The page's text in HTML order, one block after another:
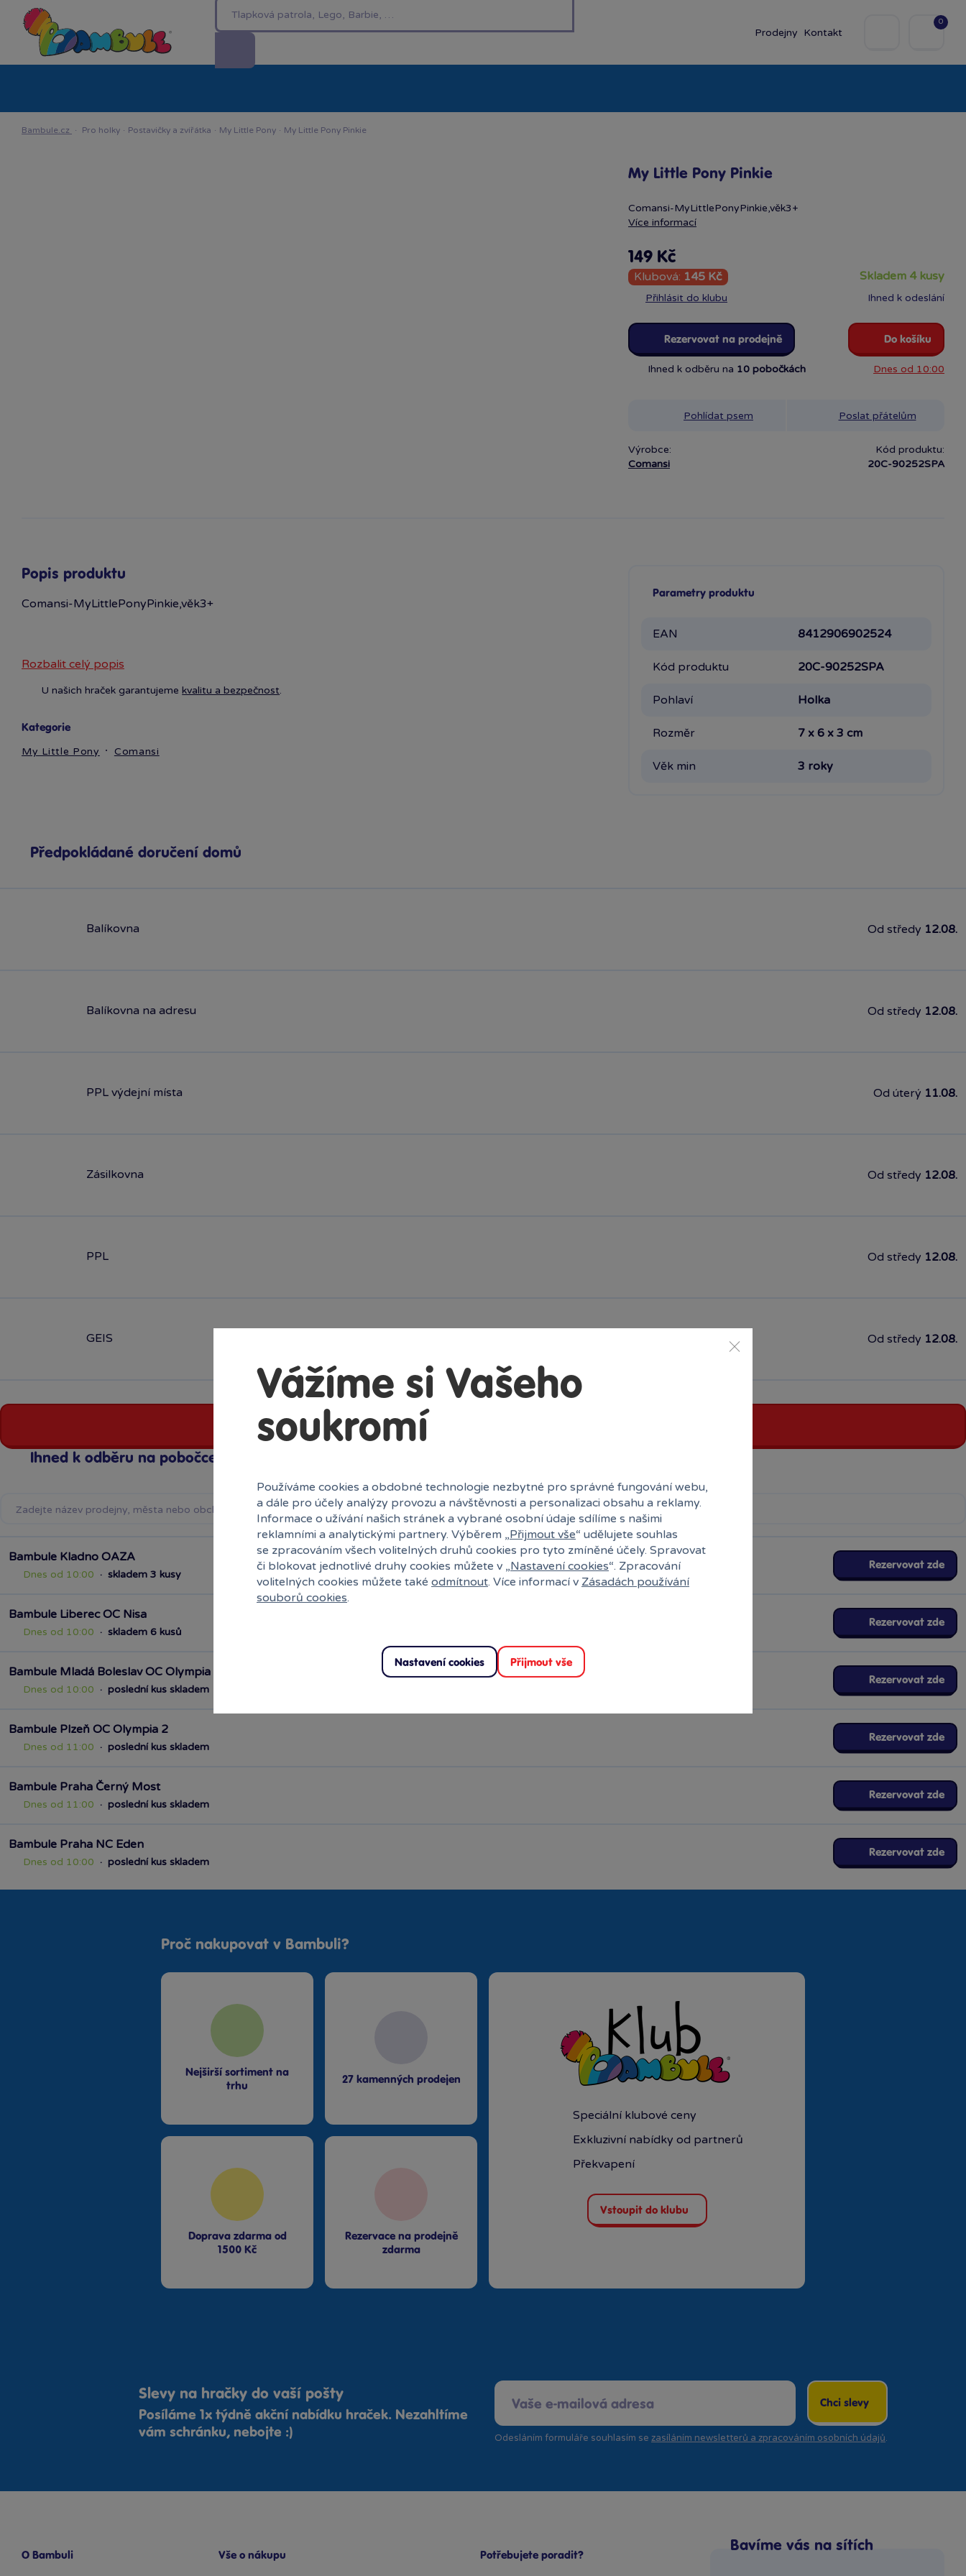
Prodejny Kontakt
0
Bambule.cz · Pro holky · Postavičky a zvířátka · My Little Pony · My Little Pony Pinkie
My Little Pony Pinkie
Comansi-MyLittlePonyPin­kie,věk3+
Více informací
149 Kč
Klubová: 145 Kč
Přihlásit do klubu
skladem 4 kusy
Ihned k odeslání
Rezervovat na prodejně Do košíku
Ihned k odběru na 10 pobočkách Dnes od 10:00
Pohlídat psem Poslat přátelům
Výrobce:
Comansi
Kód produktu:
20C-90252SPA
Popis produktu
Comansi-MyLittlePonyPin­kie,věk3+
Rozbalit celý popis
U našich hraček garantujemekvalitu a bezpečnost.
Kategorie
My Little Pony Comansi
Parametry produktu
EAN 8412906902524
Kód produktu 20C-90252SPA
Pohlaví Holka
Rozměr 7 x 6 x 3 cm
Věk min 3 roky
Předpokládané doručení domů
Balíkovna Od středy 12.08.
Balíkovna na adresu Od středy 12.08.
PPL výdejní místa Od úterý 11.08.
Zásilkovna Od středy 12.08.
PPL Od středy 12.08.
GEIS Od středy 12.08.
Ihned k odběru na pobočce
Bambule Kladno OAZA
Dnes od 10:00 · skladem 3 kusy
Rezervovat zde
Bambule Liberec OC Nisa
Dnes od 10:00 · skladem 6 kusů
Rezervovat zde
Bambule Mladá Boleslav OC Olympia
Dnes od 10:00 · poslední kus skladem
Rezervovat zde
Bambule Plzeň OC Olympia 2
Dnes od 11:00 · poslední kus skladem
Rezervovat zde
Bambule Praha Černý Most
Dnes od 11:00 · poslední kus skladem
Rezervovat zde
Bambule Praha NC Eden
Dnes od 10:00 · poslední kus skladem
Rezervovat zde
skladem 3 kusy
Proč nakupovat v Bambuli?
Nejširší sortiment na
trhu
27 kamenných prodejen
Doprava zdarma od
1500 Kč
Rezervace na prodejně
zdarma
Speciální klubové ceny
Exkluzivní nabídky od partnerů
Překvapení
Vstoupit do klubu
Slevy na hračky do vaší pošty
Posíláme 1x týdně akční nabídku hraček. Nezahltíme
vám schránku, nebojte :)
Chci slevy
Odesláním formuláře souhlasím se zasíláním newsletterů a zpracováním osobních údajů.
O Bambuli Vše o nákupu Potřebujete poradit?
Bavíme vás na sítích
Vážíme si Vašeho
soukromí
Používáme cookies a obdobné technologie nezbytné pro správné fungování webu,
a dále pro účely analýzy provozu a návštěvnosti a personalizaci obsahu a reklamy.
Informace o užívání našich stránek a vybrané osobní údaje sdílíme s našimi
reklamními a analytickými partnery. Výběrem „Přijmout vše“ udělujete souhlas
se zpracováním všech volitelných druhů cookies pro tyto zmíněné účely. Spravovat
či blokovat jednotlivé druhy cookies můžete v „Nastavení cookies“. Zpracování
volitelných cookies můžete také odmítnout. Více informací v Zásadách používání
souborů cookies.
Nastavení cookies Přijmout vše